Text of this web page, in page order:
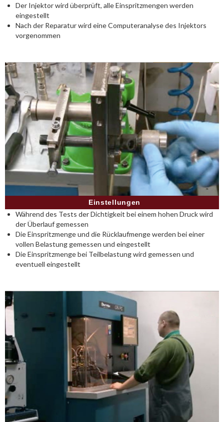
Der Injektor wird überprüft, alle Einspritzmengen werden
eingestellt
Nach der Reparatur wird eine Computeranalyse des Injektors
vorgenommen
Einstellungen
Während des Tests der Dichtigkeit bei einem hohen Druck wird
der Überlauf gemessen
Die Einspritzmenge und die Rücklaufmenge werden bei einer
vollen Belastung gemessen und eingestellt
Die Einspritzmenge bei Teilbelastung wird gemessen und
eventuell eingestellt